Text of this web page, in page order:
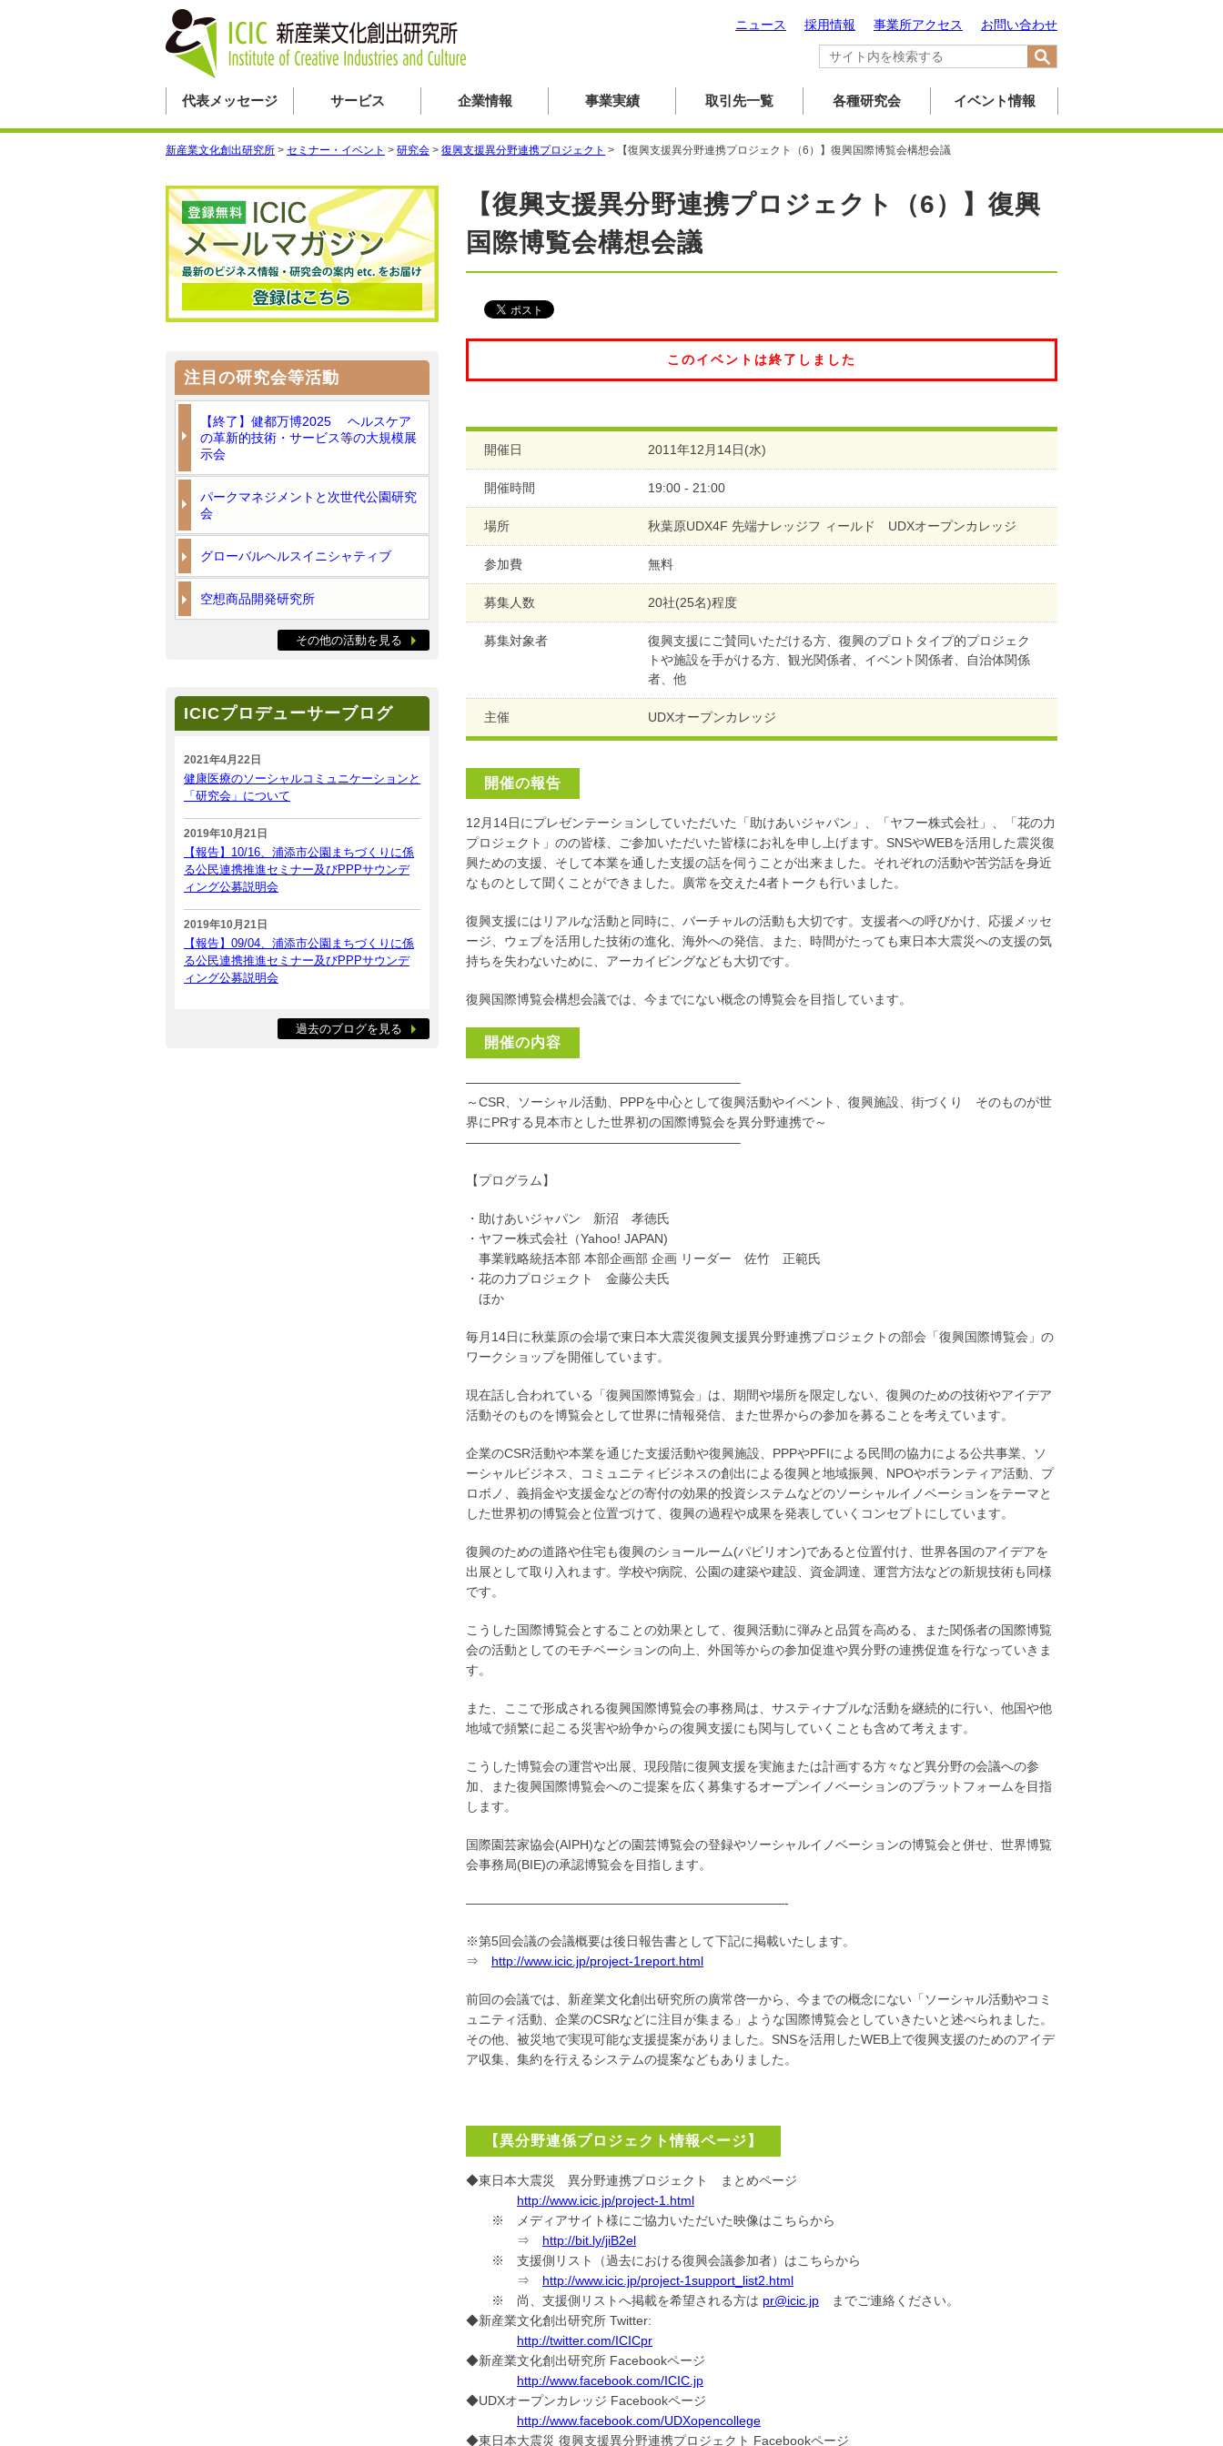
お問い合わせ
事業所アクセス
採用情報
ニュース
代表メッセージ サービス 企業情報 事業実績 取引先一覧 各種研究会 イベント情報
新産業文化創出研究所 > セミナー・イベント > 研究会 > 復興支援異分野連携プロジェクト > 【復興支援異分野連携プロジェクト（6）】復興国際博覧会構想会議
【復興支援異分野連携プロジェクト（6）】復興
国際博覧会構想会議
このイベントは終了しました
開催日 2011年12月14日(水)
開催時間 19:00 - 21:00
場所 秋葉原UDX4F 先端ナレッジフ ィールド UDXオープンカレッジ
参加費 無料
募集人数 20社(25名)程度
募集対象者
復興支援にご賛同いただける方、復興のプロトタイプ的プロジェク
トや施設を手がける方、観光関係者、イベント関係者、自治体関係
者、他
主催 UDXオープンカレッジ
開催の報告
12月14日にプレゼンテーションしていただいた「助けあいジャパン」、「ヤフー株式会社」、「花の力
プロジェクト」のの皆様、ご参加いただいた皆様にお礼を申し上げます。SNSやWEBを活用した震災復
興ための支援、そして本業を通した支援の話を伺うことが出来ました。それぞれの活動や苦労話を身近
なものとして聞くことができました。廣常を交えた4者トークも行いました。
復興支援にはリアルな活動と同時に、バーチャルの活動も大切です。支援者への呼びかけ、応援メッセ
ージ、ウェブを活用した技術の進化、海外への発信、また、時間がたっても東日本大震災への支援の気
持ちを失わないために、アーカイビングなども大切です。
復興国際博覧会構想会議では、今までにない概念の博覧会を目指しています。
開催の内容
—————————————————————–
～CSR、ソーシャル活動、PPPを中心として復興活動やイベント、復興施設、街づくり そのものが世
界にPRする見本市とした世界初の国際博覧会を異分野連携で～
—————————————————————–
【プログラム】
・助けあいジャパン 新沼 孝徳氏
・ヤフー株式会社（Yahoo! JAPAN)
事業戦略統括本部 本部企画部 企画 リーダー 佐竹 正範氏
・花の力プロジェクト 金藤公夫氏
ほか
毎月14日に秋葉原の会場で東日本大震災復興支援異分野連携プロジェクトの部会「復興国際博覧会」の
ワークショップを開催しています。
現在話し合われている「復興国際博覧会」は、期間や場所を限定しない、復興のための技術やアイデア
活動そのものを博覧会として世界に情報発信、また世界からの参加を募ることを考えています。
企業のCSR活動や本業を通じた支援活動や復興施設、PPPやPFIによる民間の協力による公共事業、ソ
ーシャルビジネス、コミュニティビジネスの創出による復興と地域振興、NPOやボランティア活動、プ
ロボノ、義捐金や支援金などの寄付の効果的投資システムなどのソーシャルイノベーションをテーマと
した世界初の博覧会と位置づけて、復興の過程や成果を発表していくコンセプトにしています。
復興のための道路や住宅も復興のショールーム(パビリオン)であると位置付け、世界各国のアイデアを
出展として取り入れます。学校や病院、公園の建築や建設、資金調達、運営方法などの新規技術も同様
です。
こうした国際博覧会とすることの効果として、復興活動に弾みと品質を高める、また関係者の国際博覧
会の活動としてのモチベーションの向上、外国等からの参加促進や異分野の連携促進を行なっていきま
す。
また、ここで形成される復興国際博覧会の事務局は、サスティナブルな活動を継続的に行い、他国や他
地域で頻繁に起こる災害や紛争からの復興支援にも関与していくことも含めて考えます。
こうした博覧会の運営や出展、現段階に復興支援を実施または計画する方々など異分野の会議への参
加、また復興国際博覧会へのご提案を広く募集するオープンイノベーションのプラットフォームを目指
します。
国際園芸家協会(AIPH)などの園芸博覧会の登録やソーシャルイノベーションの博覧会と併せ、世界博覧
会事務局(BIE)の承認博覧会を目指します。
—————————————————————————-
※第5回会議の会議概要は後日報告書として下記に掲載いたします。
⇒ http://www.icic.jp/project-1report.html
前回の会議では、新産業文化創出研究所の廣常啓一から、今までの概念にない「ソーシャル活動やコミ
ュニティ活動、企業のCSRなどに注目が集まる」ような国際博覧会としていきたいと述べられました。
その他、被災地で実現可能な支援提案がありました。SNSを活用したWEB上で復興支援のためのアイデ
ア収集、集約を行えるシステムの提案などもありました。
【異分野連係プロジェクト情報ページ】
◆東日本大震災 異分野連携プロジェクト まとめページ
http://www.icic.jp/project-1.html
※ メディアサイト様にご協力いただいた映像はこちらから
⇒ http://bit.ly/jiB2el
※ 支援側リスト（過去における復興会議参加者）はこちらから
⇒ http://www.icic.jp/project-1support_list2.html
※ 尚、支援側リストへ掲載を希望される方は pr@icic.jp までご連絡ください。
◆新産業文化創出研究所 Twitter:
http://twitter.com/ICICpr
◆新産業文化創出研究所 Facebookページ
http://www.facebook.com/ICIC.jp
◆UDXオープンカレッジ Facebookページ
http://www.facebook.com/UDXopencollege
◆東日本大震災 復興支援異分野連携プロジェクト Facebookページ
注目の研究会等活動
【終了】健都万博2025 ヘルスケア
の革新的技術・サービス等の大規模展
示会
パークマネジメントと次世代公園研究
会
グローバルヘルスイニシャティブ
空想商品開発研究所
その他の活動を見る
ICICプロデューサーブログ
2021年4月22日
健康医療のソーシャルコミュニケーションと
「研究会」について
2019年10月21日
【報告】10/16、浦添市公園まちづくりに係
る公民連携推進セミナー及びPPPサウンデ
ィング公募説明会
2019年10月21日
【報告】09/04、浦添市公園まちづくりに係
る公民連携推進セミナー及びPPPサウンデ
ィング公募説明会
過去のブログを見る